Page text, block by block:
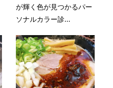
が輝く色が見つかるパー
ソナルカラー診...